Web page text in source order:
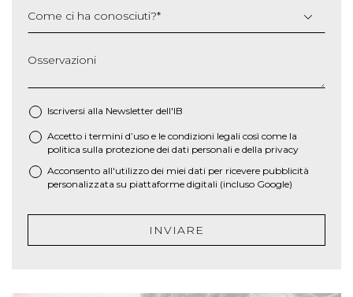
Come ci ha conosciuti?*
Osservazioni
Iscriversi alla Newsletter dell'IB
* Accetto i termini d’uso e le condizioni legali così come la
politica sulla protezione dei dati personali e della privacy
Acconsento all'utilizzo dei miei dati per ricevere pubblicità
personalizzata su piattaforme digitali (incluso Google)
INVIARE